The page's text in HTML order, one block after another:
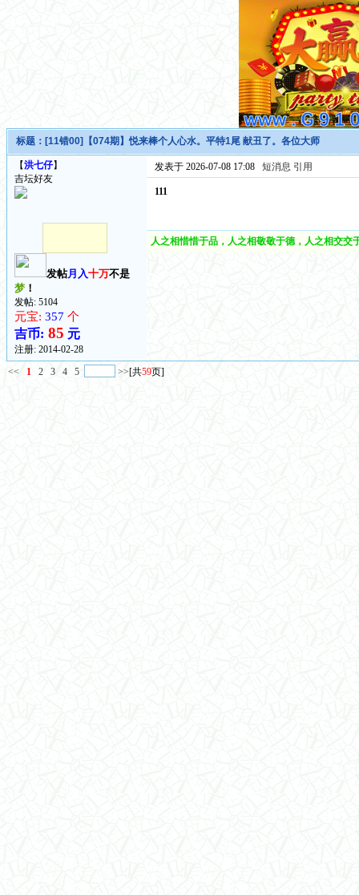
标题： [11错00]【074期】悦来棒个人心水。平特1尾 献丑了。各位大师
【洪七仔】
吉坛好友
发帖月入十万不是
梦！
发帖: 5104
元宝: 357 个
吉币: 85 元
注册: 2014-02-28
发表于 2026-07-08 17:08 短消息 引用
111
人之相惜惜于品，人之相敬敬于德，人之相交
<< 1 2 3 4 5 >>[共59页]